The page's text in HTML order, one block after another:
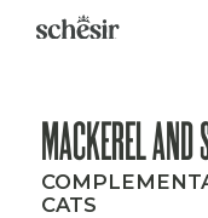
MACKEREL AND
CATS